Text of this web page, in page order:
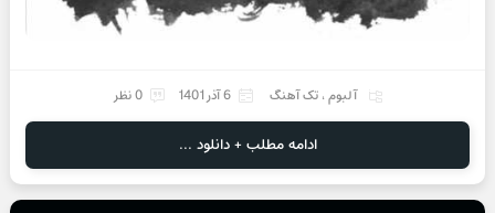
آلبوم، تک آهنگ 6 آذر 1401 0 نظر
ادامه مطلب + دانلود ...